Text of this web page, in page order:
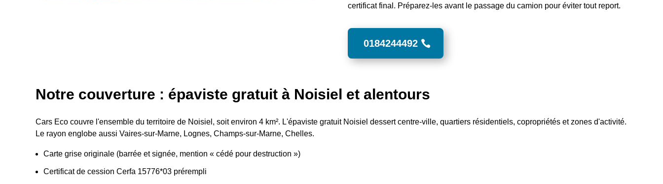
certificat final. Préparez-les avant le passage du camion pour éviter tout report.
0184244492
Notre couverture : épaviste gratuit à Noisiel et alentours
Cars Eco couvre l'ensemble du territoire de Noisiel, soit environ 4 km². L'épaviste gratuit Noisiel dessert centre-ville, quartiers résidentiels, copropriétés et zones d'activité.
Le rayon englobe aussi Vaires-sur-Marne, Lognes, Champs-sur-Marne, Chelles.
Carte grise originale (barrée et signée, mention « cédé pour destruction »)
Certificat de cession Cerfa 15776*03 prérempli